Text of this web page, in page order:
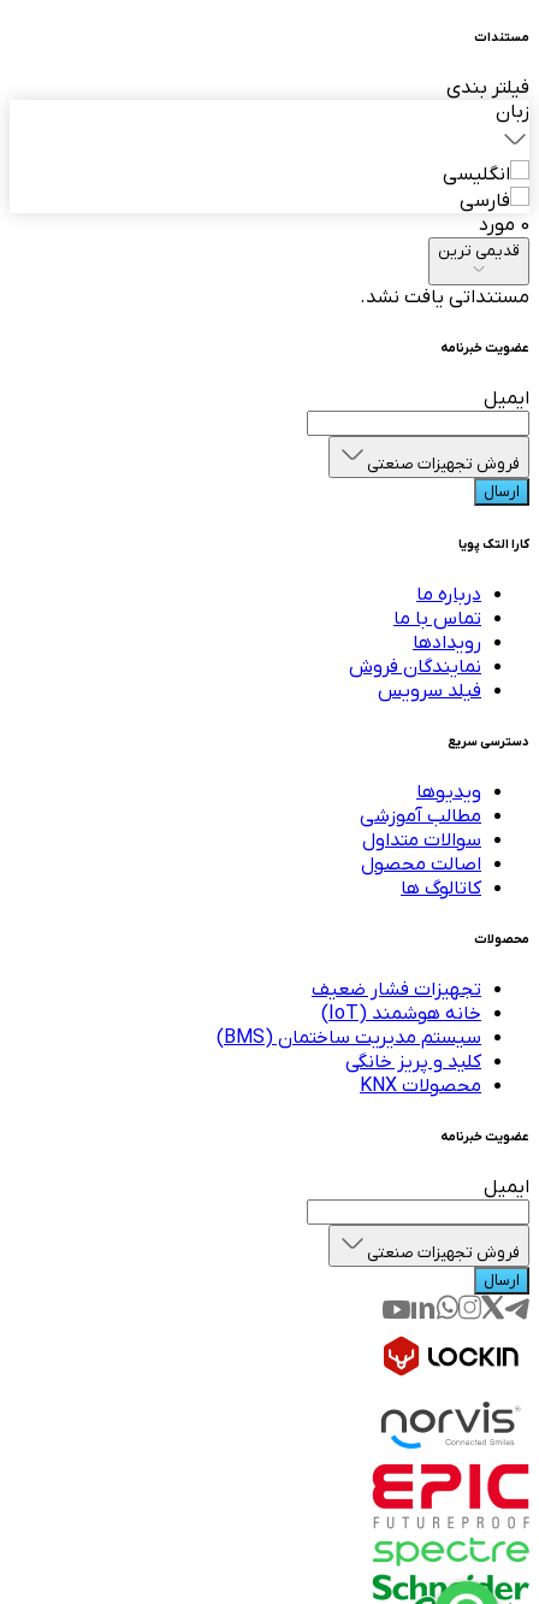
مستندات
فیلتر بندی
زبان
انگلیسی
فارسی
0 مورد
قدیمی ترین
مستنداتی یافت نشد.
عضویت خبرنامه
ایمیل
فروش تجهیزات صنعتی
ارسال
کارا التک پویا
درباره ما
تماس با ما
رویدادها
نمایندگان فروش
فیلد سرویس
دسترسی سریع
ویدیوها
مطالب آموزشی
سوالات متداول
اصالت محصول
کاتالوگ ها
محصولات
تجهیزات فشار ضعیف
خانه هوشمند (IoT)
سیستم مدیریت ساختمان (BMS)
کلید و پریز خانگی
محصولات KNX
عضویت خبرنامه
ایمیل
فروش تجهیزات صنعتی
ارسال